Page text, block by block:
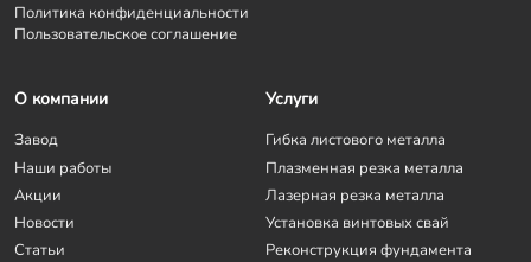
Политика конфиденциальности
Пользовательское соглашение
О компании
Завод
Наши работы
Акции
Новости
Статьи
Услуги
Гибка листового металла
Плазменная резка металла
Лазерная резка металла
Установка винтовых свай
Реконструкция фундамента